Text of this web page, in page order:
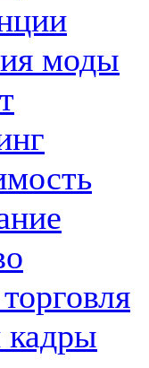
моды
кадры